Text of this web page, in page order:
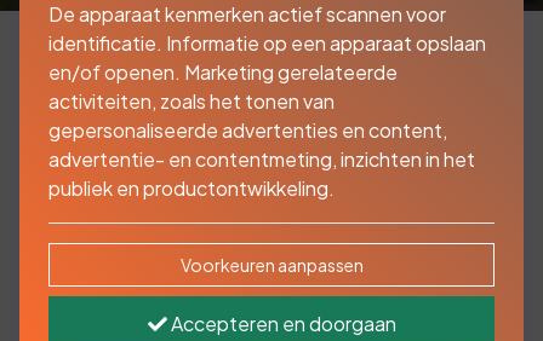
Een goede
kampeerautoverzekering
vinden is voor ons geen
probleem!
Als u een kampeerauto koopt, bent u verplicht
De apparaat kenmerken actief scannen voor
identificatie. Informatie op een apparaat opslaan
en/of openen. Marketing gerelateerde
activiteiten, zoals het tonen van
gepersonaliseerde advertenties en content,
advertentie- en contentmeting, inzichten in het
publiek en productontwikkeling.
Voorkeuren aanpassen
Accepteren en doorgaan